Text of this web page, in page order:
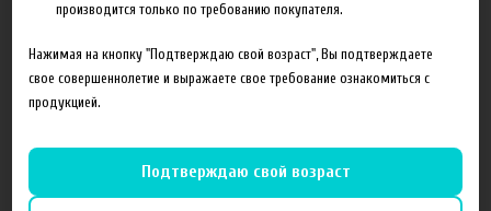
Характеристики Отзывы
производится только по требованию покупателя.
Нажимая на кнопку "Подтверждаю свой возраст", Вы подтверждаете
свое совершеннолетие и выражаете свое требование ознакомиться с
продукцией.
Подтверждаю свой возраст